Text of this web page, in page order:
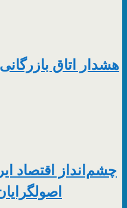
هشدار اتاق
چشم‌انداز اقتصاد